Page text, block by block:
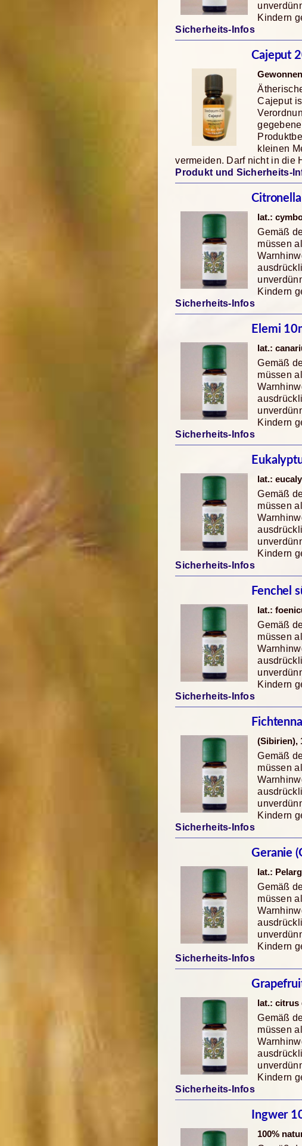
Kindern
Sicherheits-Infos
Cajeput
Cajeput
kleinen
vermeiden. Darf nicht in die
Produkt und Sicherheits-
lat.:
Gemäß
müssen
Kindern
Sicherheits-Infos
Elemi
lat.:
Gemäß
müssen
Kindern
Sicherheits-Infos
lat.:
Gemäß
müssen
Kindern
Sicherheits-Infos
Fenchel
lat.:
Gemäß
müssen
Kindern
Sicherheits-Infos
(Sibirien),
Gemäß
müssen
Kindern
Sicherheits-Infos
Geranie
lat.:
Gemäß
müssen
Kindern
Sicherheits-Infos
lat.: citrus
Gemäß
müssen
Kindern
Sicherheits-Infos
Ingwer
100%